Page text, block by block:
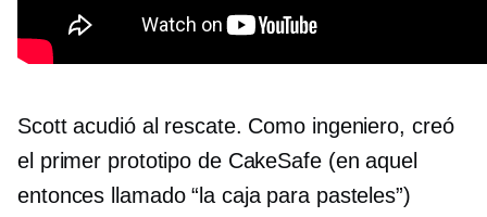
Scott acudió al rescate. Como ingeniero, creó
el primer prototipo de CakeSafe (en aquel
entonces llamado “la caja para pasteles”)